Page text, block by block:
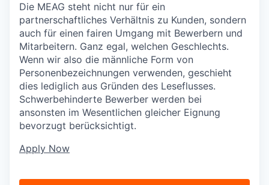
Die MEAG steht nicht nur für ein
partnerschaftliches Verhältnis zu Kunden, sondern
auch für einen fairen Umgang mit Bewerbern und
Mitarbeitern. Ganz egal, welchen Geschlechts.
Wenn wir also die männliche Form von
Personenbezeichnungen verwenden, geschieht
dies lediglich aus Gründen des Leseflusses.
Schwerbehinderte Bewerber werden bei
ansonsten im Wesentlichen gleicher Eignung
bevorzugt berücksichtigt.
Apply Now